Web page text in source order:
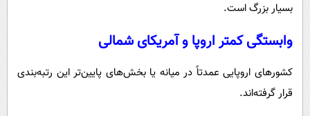
بسیار بزرگ است.
وابستگی کمتر اروپا و آمریکای شمالی
کشورهای اروپایی عمدتاً در میانه یا بخش‌های پایین‌تر این رتبه‌بندی
قرار گرفته‌اند.